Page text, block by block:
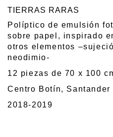
TIERRAS RARAS
Políptico de emulsión
sobre papel, inspirado
otros elementos
neodimio-
12 piezas de 70 x 100
Centro Botín, Santander
2018-2019